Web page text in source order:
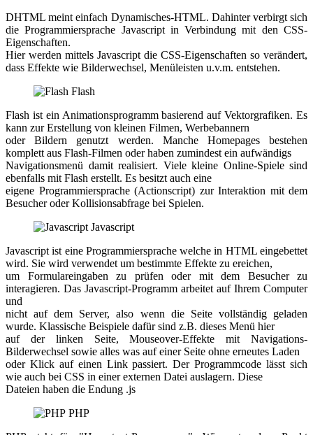
DHTML meint einfach Dynamisches-HTML. Dahinter verbirgt sich
die Programmiersprache Javascript in Verbindung mit den CSS-
Eigenschaften.
Hier werden mittels Javascript die CSS-Eigenschaften so verändert,
dass Effekte wie Bilderwechsel, Menüleisten u.v.m. entstehen.
Flash
Flash ist ein Animationsprogramm basierend auf Vektorgrafiken. Es
kann zur Erstellung von kleinen Filmen, Werbebannern
oder Bildern genutzt werden. Manche Homepages bestehen
komplett aus Flash-Filmen oder haben zumindest ein aufwändigs
Navigationsmenü damit realisiert. Viele kleine Online-Spiele sind
ebenfalls mit Flash erstellt. Es besitzt auch eine
eigene Programmiersprache (Actionscript) zur Interaktion mit dem
Besucher oder Kollisionsabfrage bei Spielen.
Javascript
Javascript ist eine Programmiersprache welche in HTML eingebettet
wird. Sie wird verwendet um bestimmte Effekte zu ereichen,
um Formulareingaben zu prüfen oder mit dem Besucher zu
interagieren. Das Javascript-Programm arbeitet auf Ihrem Computer
und
nicht auf dem Server, also wenn die Seite vollständig geladen
wurde. Klassische Beispiele dafür sind z.B. dieses Menü hier
auf der linken Seite, Mouseover-Effekte mit Navigations-
Bilderwechsel sowie alles was auf einer Seite ohne erneutes Laden
oder Klick auf einen Link passiert. Der Programmcode lässt sich
wie auch bei CSS in einer externen Datei auslagern. Diese
Dateien haben die Endung .js
PHP